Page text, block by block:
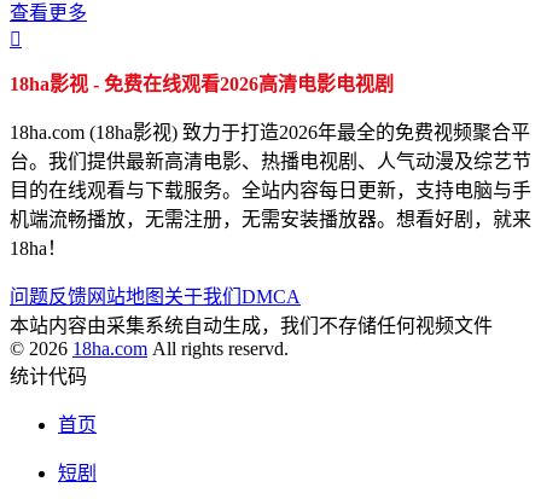
查看更多

18ha影视 - 免费在线观看2026高清电影电视剧
18ha.com (18ha影视) 致力于打造2026年最全的免费视频聚合平
台。我们提供最新高清电影、热播电视剧、人气动漫及综艺节
目的在线观看与下载服务。全站内容每日更新，支持电脑与手
机端流畅播放，无需注册，无需安装播放器。想看好剧，就来
18ha！
问题反馈网站地图 关于我们 DMCA
本站内容由采集系统自动生成，我们不存储任何视频文件
© 2026 18ha.com All rights reservd.
统计代码
首页
短剧